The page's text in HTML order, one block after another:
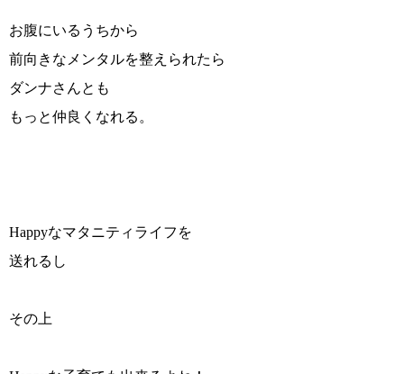
お腹にいるうちから
前向きなメンタルを整えられたら
ダンナさんとも
もっと仲良くなれる。
Happyなマタニティライフを
送れるし
その上